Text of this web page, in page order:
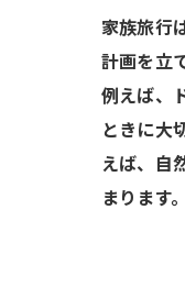
家族旅行
計画を立
例えば、
ときに大
えば、自
まります。